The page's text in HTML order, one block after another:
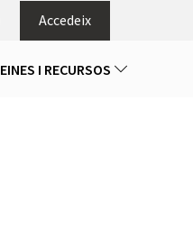
Accedeix
EINES I RECURSOS